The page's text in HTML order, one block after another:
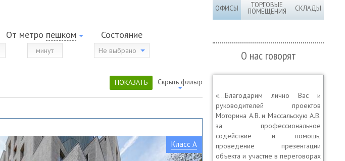
От метро пешком Состояние
Не выбрано
ПОКАЗАТЬ Скрыть фильтр
Класс A
ОФИСЫ ТОРГОВЫЕ
ПОМЕЩЕНИЯ СКЛАДЫ
О нас говорят
«…Благодарим лично Вас и
руководителей проектов
Моторина А.В. и Массальскую А.В.
за профессиональное
содействие и помощь,
проведение презентации
объекта и участие в переговорах